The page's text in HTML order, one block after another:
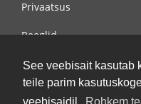
See veebisait kasutab
teile parim
Privaatsus
Reeglid
Võta meiega ühendust